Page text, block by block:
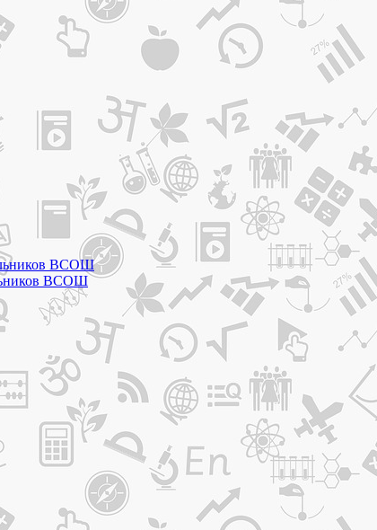
ВСОШ
ВСОШ